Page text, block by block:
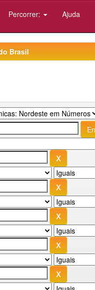
Percorrer: Ajuda
Brasil